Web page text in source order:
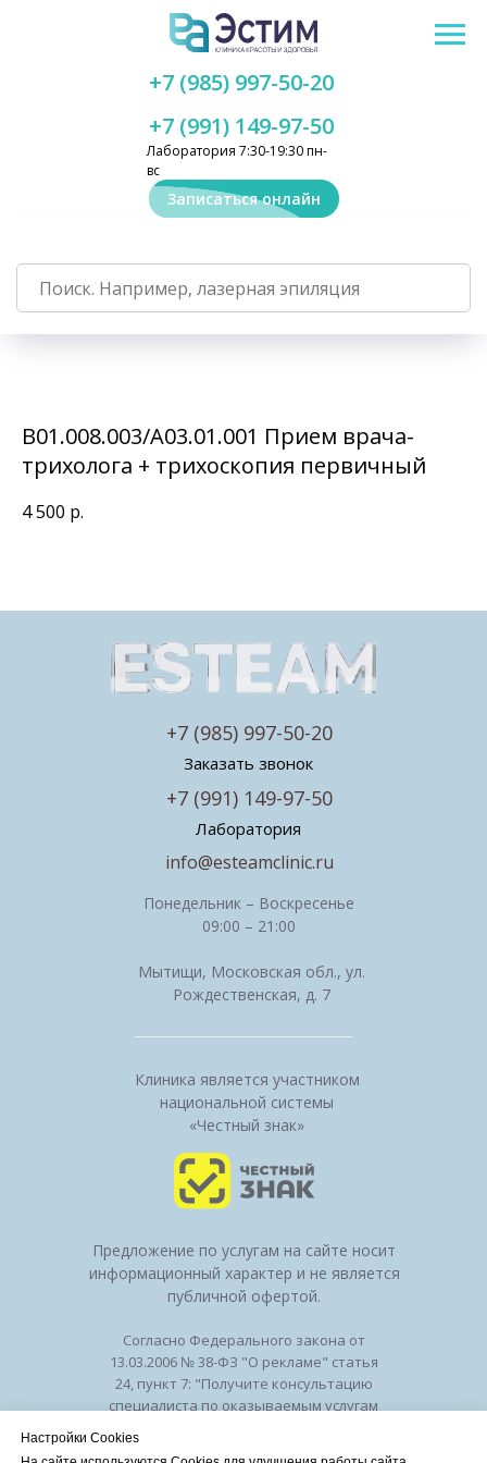
Лаборатория 7:30-19:30 пн-
вс
+7 (991) 149-97-50
+7 (985) 997-50-20
Записаться онлайн
В01.008.003/А03.01.001 Прием врача-
трихолога + трихоскопия первичный
4 500 р.
Клиника является участником
национальной системы
«Честный знак»
Понедельник – Воскресенье
09:00 – 21:00
Мытищи, Московская обл., ул.
Рождественская, д. 7
Заказать звонок
Лаборатория
info@esteamclinic.ru
+7 (991) 149-97-50
+7 (985) 997-50-20
Предложение по услугам на сайте носит
информационный характер и не является
публичной офертой.
Согласно Федерального закона от
13.03.2006 № 38-ФЗ "О рекламе" статья
24, пункт 7: "Получите консультацию
специалиста по оказываемым услугам
Настройки Cookies